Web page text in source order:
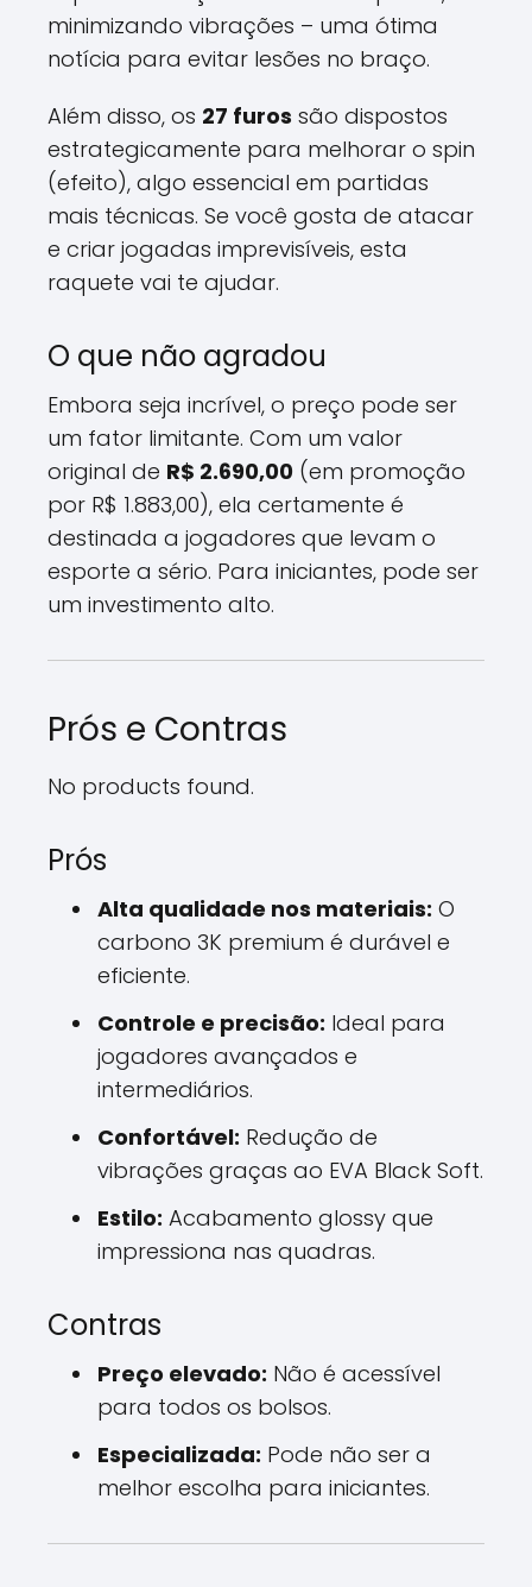
minimizando vibrações – uma ótima
notícia para evitar lesões no braço.
Além disso, os 27 furos são dispostos
estrategicamente para melhorar o spin
(efeito), algo essencial em partidas
mais técnicas. Se você gosta de atacar
e criar jogadas imprevisíveis, esta
raquete vai te ajudar.
O que não agradou
Embora seja incrível, o preço pode ser
um fator limitante. Com um valor
original de R$ 2.690,00 (em promoção
por R$ 1.883,00), ela certamente é
destinada a jogadores que levam o
esporte a sério. Para iniciantes, pode ser
um investimento alto.
Prós e Contras
No products found.
Prós
Alta qualidade nos materiais: O
carbono 3K premium é durável e
eficiente.
Controle e precisão: Ideal para
jogadores avançados e
intermediários.
Confortável: Redução de
vibrações graças ao EVA Black Soft.
Estilo: Acabamento glossy que
impressiona nas quadras.
Contras
Preço elevado: Não é acessível
para todos os bolsos.
Especializada: Pode não ser a
melhor escolha para iniciantes.